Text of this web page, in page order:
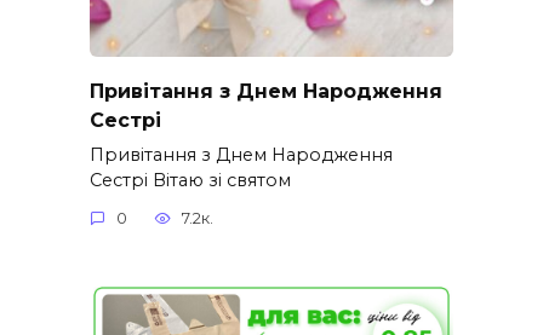
Привітання з Днем Народження
Сестрі
Привітання з Днем Народження
Сестрі Вітаю зі святом
0 7.2к.